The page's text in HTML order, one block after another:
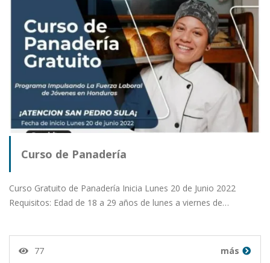
Curso de Panadería
Curso Gratuito de Panadería Inicia Lunes 20 de Junio 2022
Requisitos: Edad de 18 a 29 años de lunes a viernes de…
77 más